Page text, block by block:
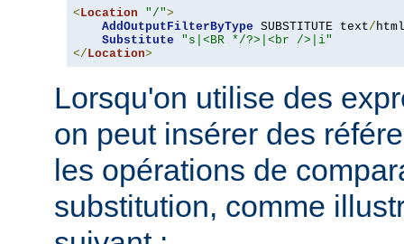
< Location "/">
AddOutputFilterByType SUBSTITUTE text/ html
Substitute
"s|<BR */?>|<br />|i"
</ Location>
Lorsqu'on utilise des
on peut insérer des
les opérations de
substitution, comme